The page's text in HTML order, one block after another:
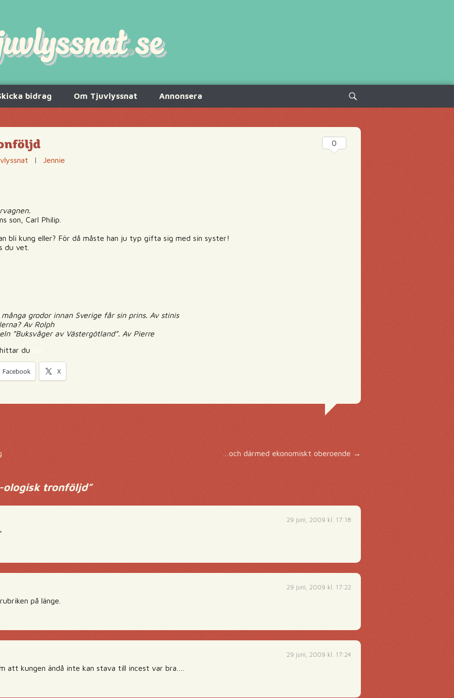
bidrag Om Tjuvlyssnat Annonsera
Sök
efter:
|
Jennie
son, Carl Philip.
bli kung eller? För då måste han ju typ gifta sig med sin syster!
du vet.
grodor innan Sverige får sin prins. Av stinis
Av Rolph
”Buksvåger av Västergötland”. Av Pierre
du
Facebook X
0
…och därmed ekonomiskt oberoende →
ologisk tronföljd”
29 juni, 2009 kl. 17:18
29 juni, 2009 kl. 17:22
på länge.
29 juni, 2009 kl. 17:24
att kungen ändå inte kan stava till incest var bra….